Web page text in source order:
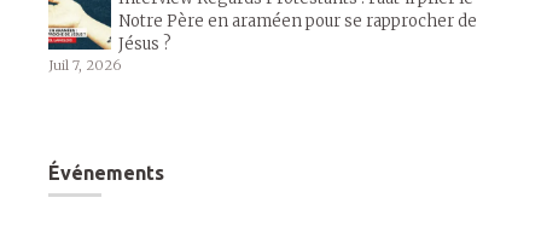
Notre Père en araméen pour se rapprocher de
Jésus ?
Juil 7, 2026
Événements